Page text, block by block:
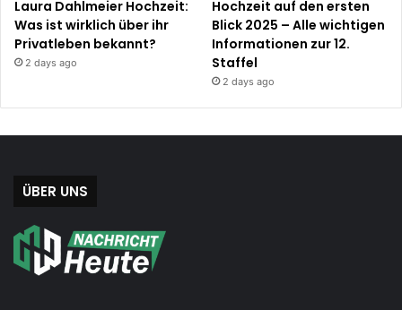
Laura Dahlmeier Hochzeit:
Was ist wirklich über ihr
Privatleben bekannt?
2 days ago
Hochzeit auf den ersten
Blick 2025 – Alle wichtigen
Informationen zur 12.
Staffel
2 days ago
ÜBER UNS